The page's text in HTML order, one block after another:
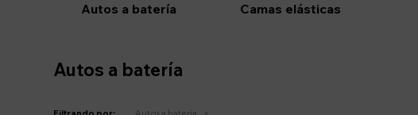
Autos a batería Camas elásticas
Autos a batería